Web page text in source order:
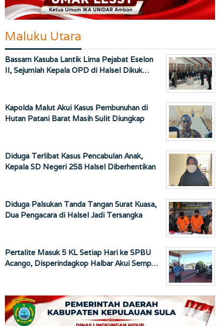
Maluku Utara
Bassam Kasuba Lantik Lima Pejabat Eselon
II, Sejumlah Kepala OPD di Halsel Dikuk…
Kapolda Malut Akui Kasus Pembunuhan di
Hutan Patani Barat Masih Sulit Diungkap
Diduga Terlibat Kasus Pencabulan Anak,
Kepala SD Negeri 258 Halsel Diberhentikan
Diduga Palsukan Tanda Tangan Surat Kuasa,
Dua Pengacara di Halsel Jadi Tersangka
Pertalite Masuk 5 KL Setiap Hari ke SPBU
Acango, Disperindagkop Halbar Akui Semp…